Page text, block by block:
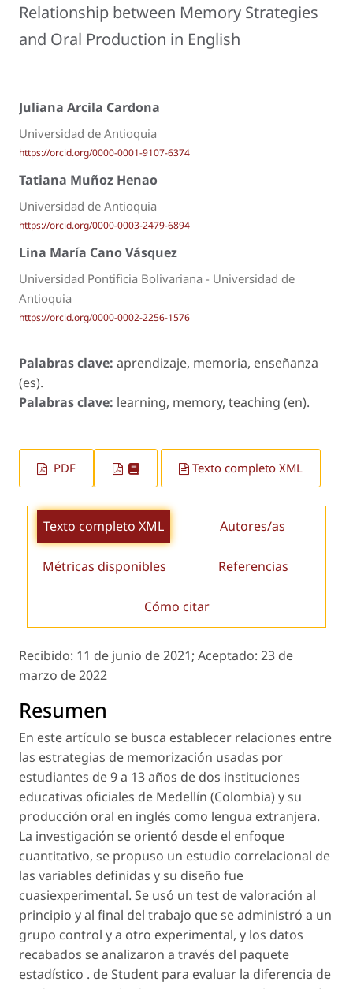
Relationship between Memory Strategies
and Oral Production in English
Juliana Arcila Cardona
Universidad de Antioquia
https://orcid.org/0000-0001-9107-6374
Tatiana Muñoz Henao
Universidad de Antioquia
https://orcid.org/0000-0003-2479-6894
Lina María Cano Vásquez
Universidad Pontificia Bolivariana - Universidad de
Antioquia
https://orcid.org/0000-0002-2256-1576
Palabras clave: aprendizaje, memoria, enseñanza
(es).
Palabras clave: learning, memory, teaching (en).
PDF Texto completo XML
Texto completo XML Autores/as
Métricas disponibles Referencias
Cómo citar
Recibido: 11 de junio de 2021; Aceptado: 23 de
marzo de 2022
Resumen
En este artículo se busca establecer relaciones entre
las estrategias de memorización usadas por
estudiantes de 9 a 13 años de dos instituciones
educativas oficiales de Medellín (Colombia) y su
producción oral en inglés como lengua extranjera.
La investigación se orientó desde el enfoque
cuantitativo, se propuso un estudio correlacional de
las variables definidas y su diseño fue
cuasiexperimental. Se usó un test de valoración al
principio y al final del trabajo que se administró a un
grupo control y a otro experimental, y los datos
recabados se analizaron a través del paquete
estadístico . deStudent para evaluar la diferencia de